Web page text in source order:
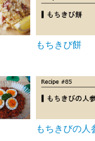
もちきび餅
もちきびの人